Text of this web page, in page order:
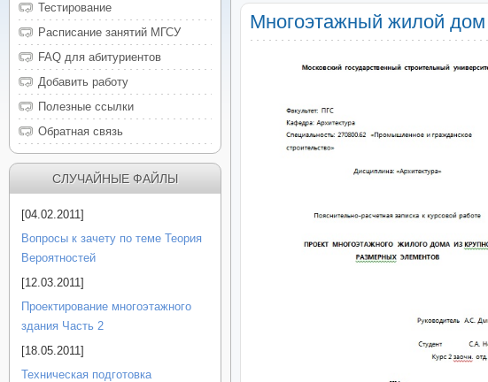
Многоэтажный жилой дом
Тестирование
Расписание занятий МГСУ
FAQ для абитуриентов
Добавить работу
Полезные ссылки
Обратная связь
СЛУЧАЙНЫЕ ФАЙЛЫ
[04.02.2011]
Вопросы к зачету по теме Теория
Вероятностей
[12.03.2011]
Проектирование многоэтажного
здания Часть 2
[18.05.2011]
Техническая подготовка